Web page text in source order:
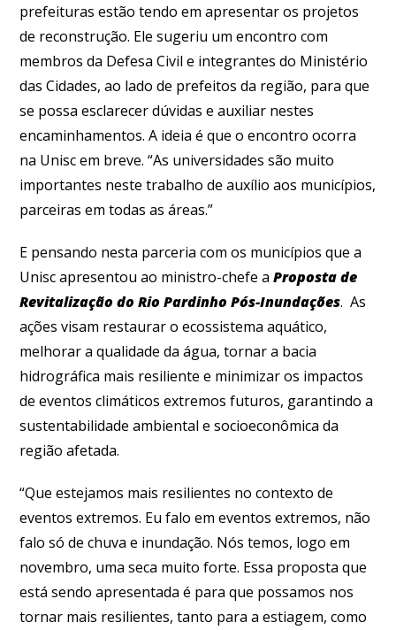
prefeituras estão tendo em apresentar os projetos
de reconstrução. Ele sugeriu um encontro com
membros da Defesa Civil e integrantes do Ministério
das Cidades, ao lado de prefeitos da região, para que
se possa esclarecer dúvidas e auxiliar nestes
encaminhamentos. A ideia é que o encontro ocorra
na Unisc em breve. “As universidades são muito
importantes neste trabalho de auxílio aos municípios,
parceiras em todas as áreas.”
E pensando nesta parceria com os municípios que a
Unisc apresentou ao ministro-chefe aProposta de
Revitalização do Rio Pardinho Pós-Inundações. As
ações visam restaurar o ecossistema aquático,
melhorar a qualidade da água, tornar a bacia
hidrográfica mais resiliente e minimizar os impactos
de eventos climáticos extremos futuros, garantindo a
sustentabilidade ambiental e socioeconômica da
região afetada.
“Que estejamos mais resilientes no contexto de
eventos extremos. Eu falo em eventos extremos, não
falo só de chuva e inundação. Nós temos, logo em
novembro, uma seca muito forte. Essa proposta que
está sendo apresentada é para que possamos nos
tornar mais resilientes, tanto para a estiagem, como